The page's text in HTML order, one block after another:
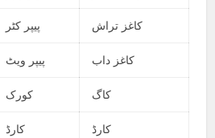
پیپر کٹر کاغز تراش
پیپر ویٹ کاغز داب
کورک کاگ
کارڈ کارڈ